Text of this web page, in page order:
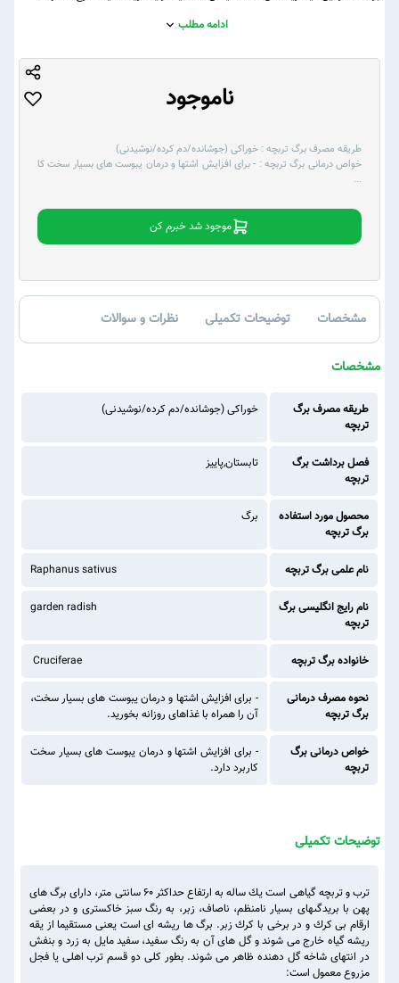
ادامه مطلب
ناموجود
طریقه مصرف برگ تربچه : خوراکی (جوشانده/دم کرده/نوشیدنی)
خواص درمانی برگ تربچه : - برای افزایش اشتها و درمان یبوست های بسیار سخت کا
...
موجود شد خبرم کن
مشخصات توضیحات تکمیلی نظرات و سوالات
مشخصات
طریقه مصرف برگ
تربچه
خوراکی (جوشانده/دم کرده/نوشیدنی)
فصل برداشت برگ
تربچه
تابستان,پاییز
محصول مورد استفاده
برگ تربچه
برگ
نام علمی برگ تربچه Raphanus sativus
نام رایج انگلیسی برگ
تربچه
garden radish
خانواده برگ تربچه Cruciferae
نحوه مصرف درمانی
برگ تربچه
- برای افزایش اشتها و درمان یبوست های بسیار سخت،
آن را همراه با غذاهای روزانه بخورید.
خواص درمانی برگ
تربچه
- برای افزایش اشتها و درمان یبوست های بسیار سخت
کاربرد دارد.
توضیحات تکمیلی
ترب و تربچه گياهى است يك ساله به ارتفاع حداکثر ۶۰ سانتی متر، دارای برگ هاى
پهن با بريدگى‏هاى بسيار نامنظم، ناصاف، زبر، به رنگ سبز خاكسترى و در بعضى
ارقام بى‏ كرك و در برخى با كرك زبر. برگ ها ريشه ‏اى است يعنى مستقيما از يقه
ريشه گياه خارج مى ‏شوند و گل هاى آن به رنگ سفيد، سفيد مايل به زرد و بنفش
در انتهاى شاخه گل ‏دهنده ظاهر مى‏ شوند. بطور كلى دو قسم ترب اهلى يا فجل
مزروع معمول است: